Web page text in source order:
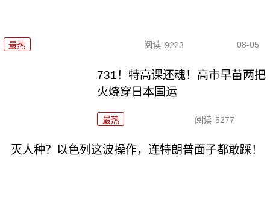
最热 阅读 9223 08-05
731！特高课还魂！高市早苗两把
火烧穿日本国运
最热 阅读 5277
灭人种？以色列这波操作，连特朗普面子都敢踩！